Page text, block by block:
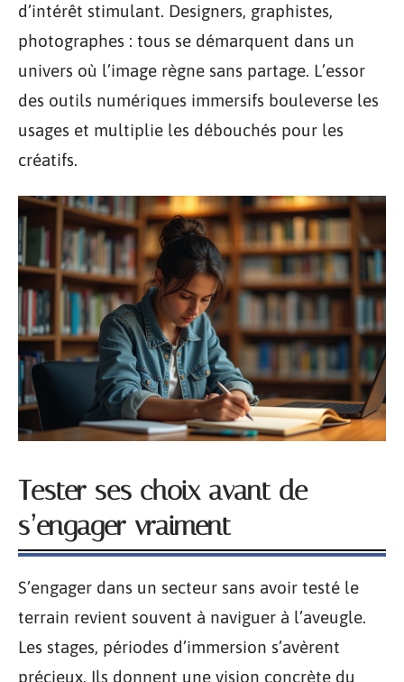
d’intérêt stimulant. Designers, graphistes,
photographes : tous se démarquent dans un
univers où l’image règne sans partage. L’essor
des outils numériques immersifs bouleverse les
usages et multiplie les débouchés pour les
créatifs.
Tester ses choix avant de
s’engager vraiment
S’engager dans un secteur sans avoir testé le
terrain revient souvent à naviguer à l’aveugle.
Les stages, périodes d’immersion s’avèrent
précieux. Ils donnent une vision concrète du